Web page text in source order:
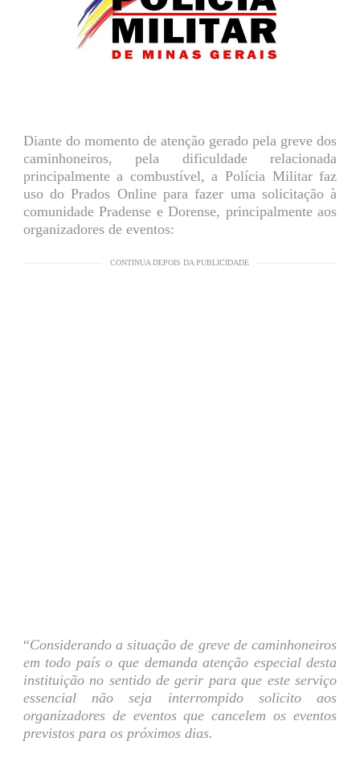
Diante do momento de atenção gerado pela greve dos
caminhoneiros, pela dificuldade relacionada
principalmente a combustível, a Polícia Militar faz
uso do Prados Online para fazer uma solicitação à
comunidade Pradense e Dorense, principalmente aos
organizadores de eventos:
CONTINUA DEPOIS DA PUBLICIDADE
“Considerando a situação de greve de caminhoneiros
em todo país o que demanda atenção especial desta
instituição no sentido de gerir para que este serviço
essencial não seja interrompido solicito aos
organizadores de eventos que cancelem os eventos
previstos para os próximos dias.